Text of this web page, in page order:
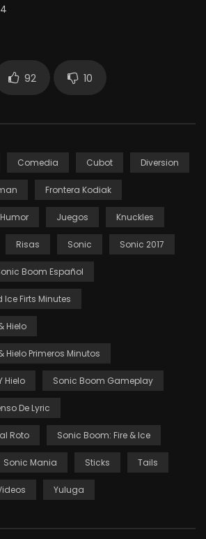
92 10
Comedia Cubot Diversion
Frontera Kodiak
Humor Juegos Knuckles
Risas Sonic Sonic 2017
Boom Español
Ice Firts Minutes
Hielo
Hielo Primeros Minutos
Hielo Sonic Boom Gameplay
De Lyric
Roto Sonic Boom: Fire & Ice
Sonic Mania Sticks Tails
Yuluga